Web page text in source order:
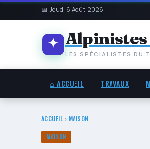
📅 Jeudi 6 Août 2026
Alpinistes
LES SPÉCIALISTES DU
⌂ ACCUEIL TRAVAUX
ACCUEIL › MAISON
MAISON